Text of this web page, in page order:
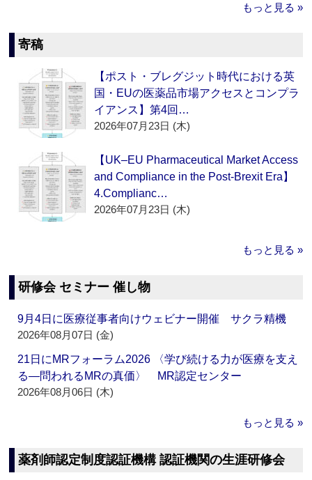
もっと見る »
寄稿
【ポスト・ブレグジット時代における英
国・EUの医薬品市場アクセスとコンプラ
イアンス】第4回…
2026年07月23日 (木)
【UK–EU Pharmaceutical Market Access
and Compliance in the Post-Brexit Era】
4.Complianc…
2026年07月23日 (木)
もっと見る »
研修会 セミナー 催し物
9月4日に医療従事者向けウェビナー開催 サクラ精機
2026年08月07日 (金)
21日にMRフォーラム2026 〈学び続ける力が医療を支え
る―問われるMRの真価〉 MR認定センター
2026年08月06日 (木)
もっと見る »
薬剤師認定制度認証機構 認証機関の生涯研修会